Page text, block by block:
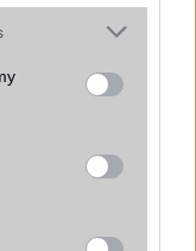
or more Google
You may click to
party tags to
in below Google
teljesen
–
amely
is hiányzik.